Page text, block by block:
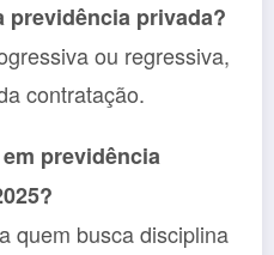
previdência privada?
ou regressiva,
contratação.
previdência
quem busca disciplina